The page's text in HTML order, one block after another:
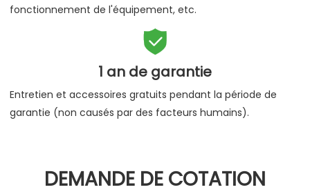
fonctionnement de l'équipement, etc.

1 an de garantie
Entretien et accessoires gratuits pendant la période de
garantie (non causés par des facteurs humains).
DEMANDE DE COTATION